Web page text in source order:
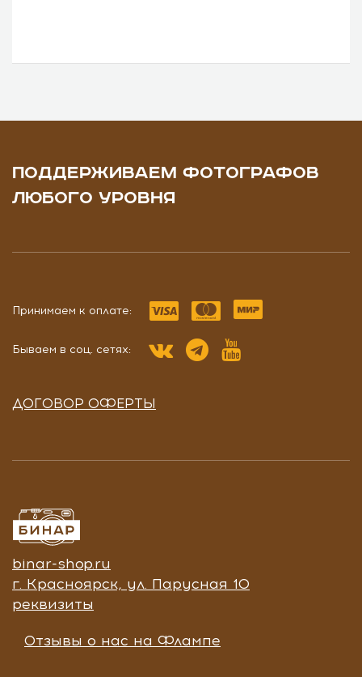
ПОДДЕРЖИВАЕМ ФОТОГРАФОВ
ЛЮБОГО УРОВНЯ
Принимаем к оплате:
Бываем в соц. сетях:
ДОГОВОР ОФЕРТЫ
binar-shop.ru
г. Красноярск, ул. Парусная 10
реквизиты
Отзывы о нас на Флампе